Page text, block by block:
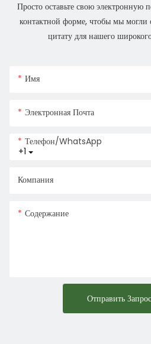
Просто оставьте свою электронную
контактной форме, чтобы мы могли
цитату для нашего
Имя
Электронная Почта
+1
Телефон/WhatsApp
Компания
Содержание
Отправить